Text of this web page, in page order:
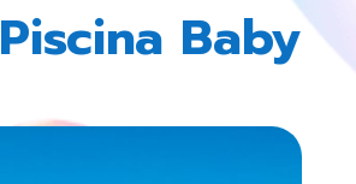
Piscina Baby